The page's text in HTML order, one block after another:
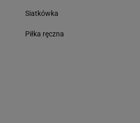
Siatkówka
Piłka ręczna